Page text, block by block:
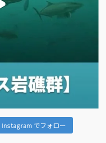
Instagram でフォロー